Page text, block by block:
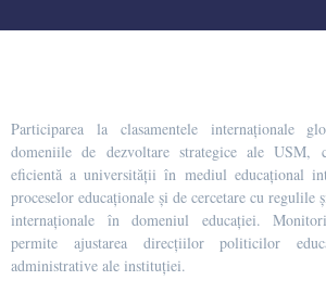
Participarea la clasamentele internaționale
domeniile de dezvoltare strategice ale USM,
eficientă a universității în mediul educațional
proceselor educaționale și de cercetare cu regulile
internaționale în domeniul educației.
permite ajustarea direcțiilor politicilor
administrative ale instituției.